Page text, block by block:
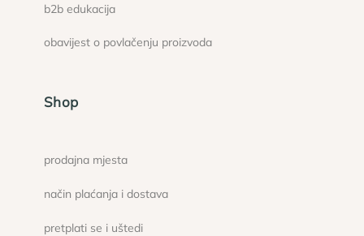
b2b edukacija
obavijest o povlačenju proizvoda
Shop
prodajna mjesta
način plaćanja i dostava
pretplati se i uštedi